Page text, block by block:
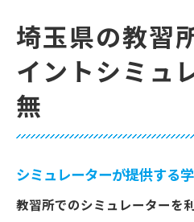
埼玉県の教習
イントシミュ
無
シミュレーターが提供する
教習所でのシミュレーターを